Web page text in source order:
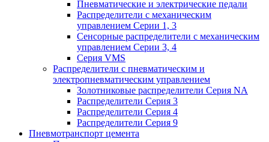
Пневматические и электрические педали
Распределители с механическим
управлением Серии 1, 3
Сенсорные распределители с механическим
управлением Серии 3, 4
Серия VMS
Распределители с пневматическим и
электропневматическим управлением
Золотниковые распределители Серия NA
Распределители Серия 3
Распределители Серия 4
Распределители Серия 9
Пневмотранспорт цемента